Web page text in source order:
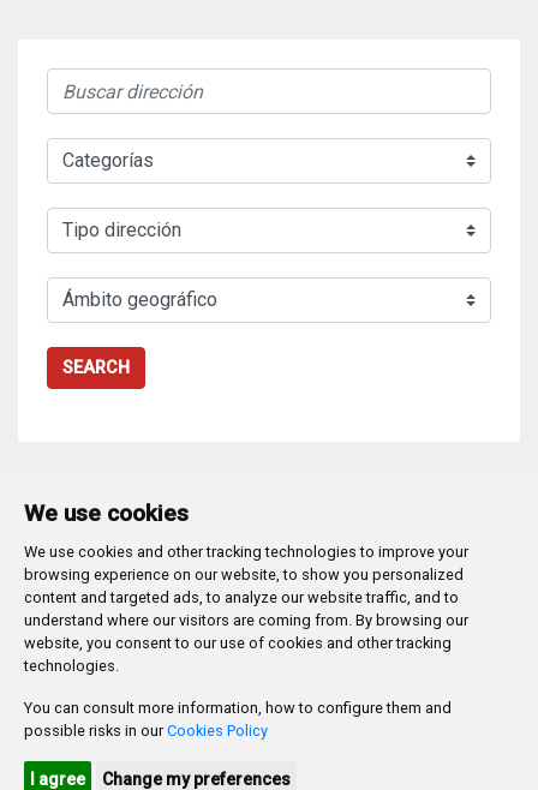
We use cookies
We use cookies and other tracking technologies to improve your
browsing experience on our website, to show you personalized
content and targeted ads, to analyze our website traffic, and to
understand where our visitors are coming from. By browsing our
website, you consent to our use of cookies and other tracking
technologies.
You can consult more information, how to configure them and
possible risks in ourCookies Policy
I agree Change my preferences
SEARCH
Plaza Mayor 1 - 09071BURGOS
947 288 800 CIF: P-0906100-C
CONTACTO | AVISOS, QUEJAS Y SUGERENCIAS
CANAL DE DENUNCIAS
PROMUEVE BURGOS